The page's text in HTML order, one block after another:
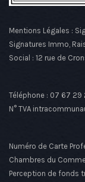
Mentions Légales :
Signatures Immo,
Social : 12 rue de
Téléphone : 07 67 29
N° TVA
Numéro de Carte
Chambres du
Perception de fonds